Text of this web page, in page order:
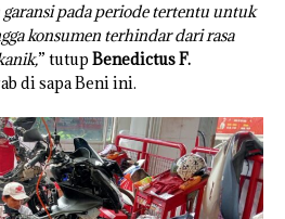
pada periode tertentu untuk
konsumen terhindar dari rasa
” tutup Benedictus F.
di sapa Beni ini.